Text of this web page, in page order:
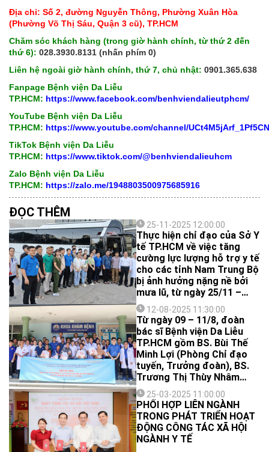
Địa chỉ: Số 2, đường Nguyễn Thông, Phường Xuân Hòa
(Phường Võ Thị Sáu, Quận 3 cũ), TP.HCM
Chăm sóc khách hàng (trong giờ hành chính, từ thứ 2 đến
thứ 6): 028.3930.8131 (nhấn phím 0)
Liên hệ ngoài giờ hành chính, thứ 7, chủ nhật: 0901.365.638
Fanpage Bệnh viện Da Liễu
TP.HCM: https://www.facebook.com/benhviendalieutphcm/
YouTube Bệnh viện Da Liễu
TP.HCM: https://www.youtube.com/channel/
TikTok Bệnh viện Da Liễu
TP.HCM: https://www.tiktok.com/@benhviendalieuhcm
Zalo Bệnh viện Da Liễu
TP.HCM: https://zalo.me/1948803500975685916
ĐỌC THÊM
25-11-2025 12:00:00
Thực hiện chỉ đạo của Sở Y
tế TP.HCM về việc tăng
cường lực lượng hỗ trợ y tế
cho các tỉnh Nam Trung Bộ
bị ảnh hưởng nặng nề bởi
mưa lũ, từ ngày 25/11 –
29/11/2025, Bệnh viện Da
Liễu TP.HCM đã cử 5 bác sĩ
lên đường tham gia các
đoàn công tác cứu trợ tại
Đắk Lắk (Phú Yên).
12-08-2025 11:30:00
Từ ngày 09 – 11/8, đoàn
bác sĩ Bệnh viện Da Liễu
TP.HCM gồm BS. Bùi Thế
Minh Lợi (Phòng Chỉ đạo
tuyến, Trưởng đoàn), BS.
Trương Thị Thùy Nhâm
(Phó Trưởng Khoa-Khoa
Xét nghiệm), BS. Quách
Ngọc Linh và BS. Hoàng
Trung Hiếu (Khoa Lâm
sàng 2) đã có mặt tại
Trung tâm Y tế Tương
25-03-2025 11:00:00
PHỐI HỢP LIÊN NGÀNH
TRONG PHÁT TRIỂN HOẠT
ĐỘNG CÔNG TÁC XÃ HỘI
NGÀNH Y TẾ